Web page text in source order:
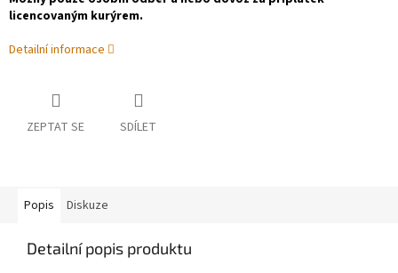
licencovaným kurýrem.
Detailní informace
ZEPTAT SE SDÍLET
Popis Diskuze
Detailní popis produktu